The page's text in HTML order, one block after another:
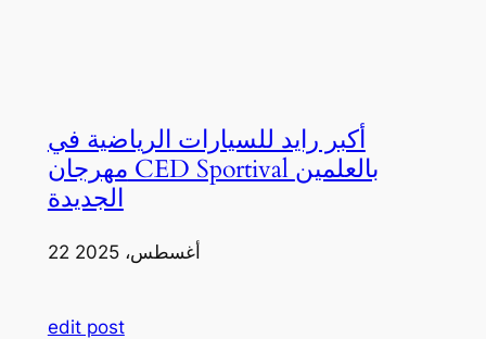
أكبر رايد للسيارات الرياضية في
مهرجان CED Sportival بالعلمين
الجديدة
22 أغسطس، 2025
edit post